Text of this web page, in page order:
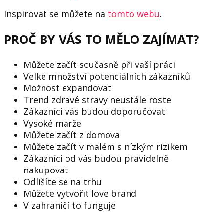
Inspirovat se můžete na tomto webu.
PROČ BY VÁS TO MĚLO ZAJÍMAT?
Můžete začít současně při vaší práci
Velké množství potenciálních zákazníků
Možnost expandovat
Trend zdravé stravy neustále roste
Zákazníci vás budou doporučovat
Vysoké marže
Můžete začít z domova
Můžete začít v malém s nízkým rizikem
Zákazníci od vás budou pravidelně
nakupovat
Odlišíte se na trhu
Můžete vytvořit love brand
V zahraničí to funguje